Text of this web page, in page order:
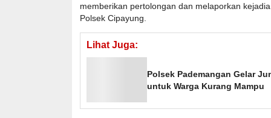
memberikan pertolongan dan melaporkan
Polsek Cipayung.
Lihat Juga:
Polsek Pademangan Gelar
untuk Warga Kurang Mampu